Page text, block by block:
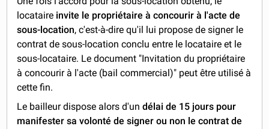
locataire invite le propriétaire à concourir à l'acte de
sous-location, c'est-à-dire qu'il lui propose de signer le
contrat de sous-location conclu entre le locataire et le
sous-locataire. Le document "Invitation du propriétaire
à concourir à l'acte (bail commercial)" peut être utilisé à
cette fin.
Le bailleur dispose alors d'un délai de 15 jours pour
manifester sa volonté de signer ou non le contrat de